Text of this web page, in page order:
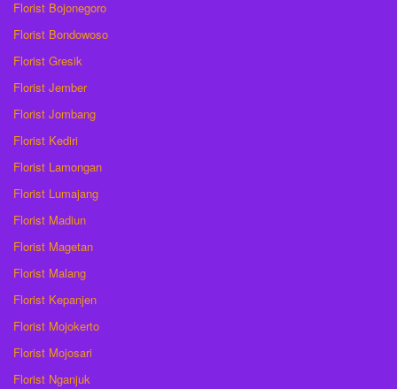
Florist Bojonegoro
Florist Bondowoso
Florist Gresik
Florist Jember
Florist Jombang
Florist Kediri
Florist Lamongan
Florist Lumajang
Florist Madiun
Florist Magetan
Florist Malang
Florist Kepanjen
Florist Mojokerto
Florist Mojosari
Florist Nganjuk